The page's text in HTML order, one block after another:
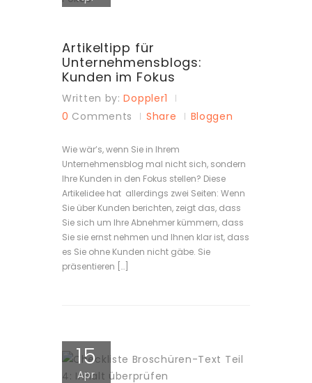
Artikeltipp für
Unternehmensblogs:
Kunden im Fokus
Written by:Doppler1
0 Comments Share Bloggen
Wie wär’s, wenn Sie in Ihrem
Unternehmensblog mal nicht sich, sondern
Ihre Kunden in den Fokus stellen? Diese
Artikelidee hat allerdings zwei Seiten: Wenn
Sie über Kunden berichten, zeigt das, dass
Sie sich um Ihre Abnehmer kümmern, dass
Sie sie ernst nehmen und Ihnen klar ist, dass
es Sie ohne Kunden nicht gäbe. Sie
präsentieren […]
15
Apr